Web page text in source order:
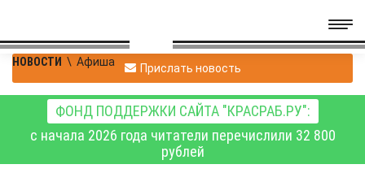
НОВОСТИ \ Афиша Прислать новость
ФОНД ПОДДЕРЖКИ САЙТА "КРАСРАБ.РУ":
с начала 2026 года читатели перечислили 32 800
рублей